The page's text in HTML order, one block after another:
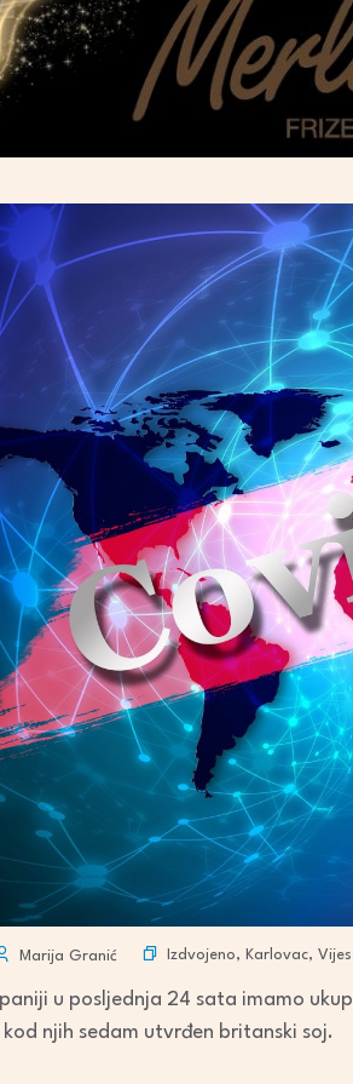
Marija Granić Izdvojeno, Karlovac,
u posljednja 24 sata imamo
njih sedam utvrđen britanski soj.